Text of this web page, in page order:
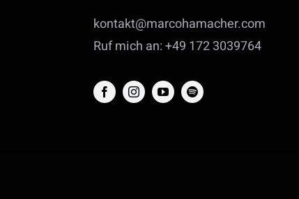
kontakt@marcohamacher.com
Ruf mich an: +49 172 3039764